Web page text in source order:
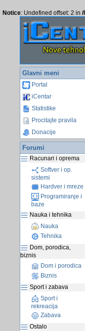
Notice: Undefined offset: 2 in /
Glavni meni
Portal
iCentar
Statistike
Procitajte pravila
Donacije
Forumi
Racunari i oprema
Softver i op.
sistemi
Hardver i mreze
Programiranje i
baze
Nauka i tehnika
Nauka
Tehnika
Dom, porodica,
biznis
Dom i porodica
Biznis
Sport i zabava
Sport i
rekreacija
Zabava
Ostalo